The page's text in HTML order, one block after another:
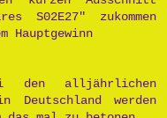
S02E27" zukommen
Hauptgewinn
den alljährlichen
Deutschland werden